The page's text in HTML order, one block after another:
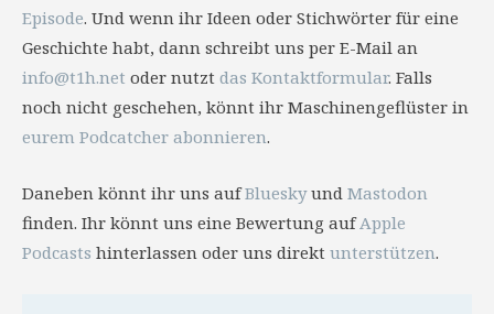
Episode. Und wenn ihr Ideen oder Stichwörter für eine
Geschichte habt, dann schreibt uns per E-Mail an
info@t1h.net oder nutzt das Kontaktformular. Falls
noch nicht geschehen, könnt ihr Maschinengeflüster in
eurem Podcatcher abonnieren.
Daneben könnt ihr uns aufBlueskyund Mastodon
finden. Ihr könnt uns eine Bewertung aufApple
Podcasts hinterlassen oder uns direkt unterstützen.